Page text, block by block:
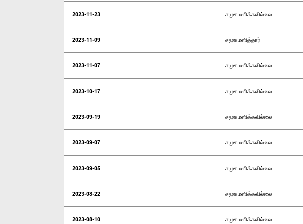
2023-11-23 சமூகமளிக்கவில்லை
2023-11-09 சமூகமளித்தார்
2023-11-07 சமூகமளிக்கவில்லை
2023-10-17 சமூகமளிக்கவில்லை
2023-09-19 சமூகமளிக்கவில்லை
2023-09-07 சமூகமளிக்கவில்லை
2023-09-05 சமூகமளிக்கவில்லை
2023-08-22 சமூகமளிக்கவில்லை
2023-08-10 சமூகமளிக்கவில்லை